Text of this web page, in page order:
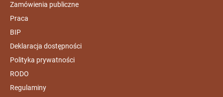
Zamówienia publiczne
Praca
BIP
Deklaracja dostępności
Polityka prywatności
RODO
Regulaminy